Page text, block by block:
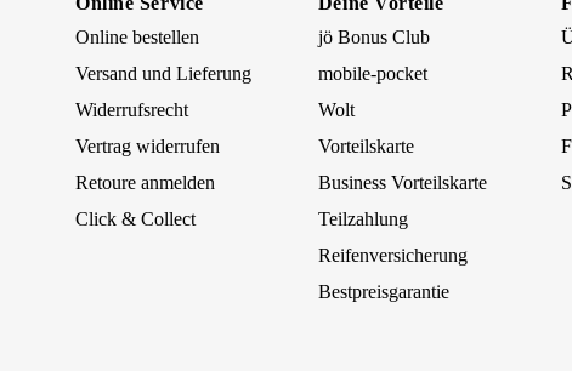
Online bestellen
Versand und Lieferung
Widerrufsrecht
Vertrag widerrufen
Retoure anmelden
Click & Collect
jö Bonus Club
mobile-pocket
Wolt
Vorteilskarte
Business Vorteilskarte
Teilzahlung
Reifenversicherung
Bestpreisgarantie